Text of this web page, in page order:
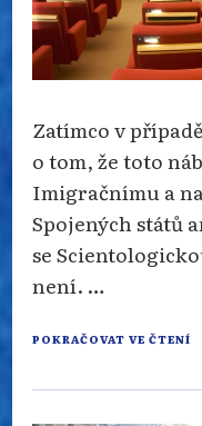
Zatímco v
o tom, že toto
Imigračnímu a
Spojených států
se
není. …
POKRAČOVAT VE ČTENÍ